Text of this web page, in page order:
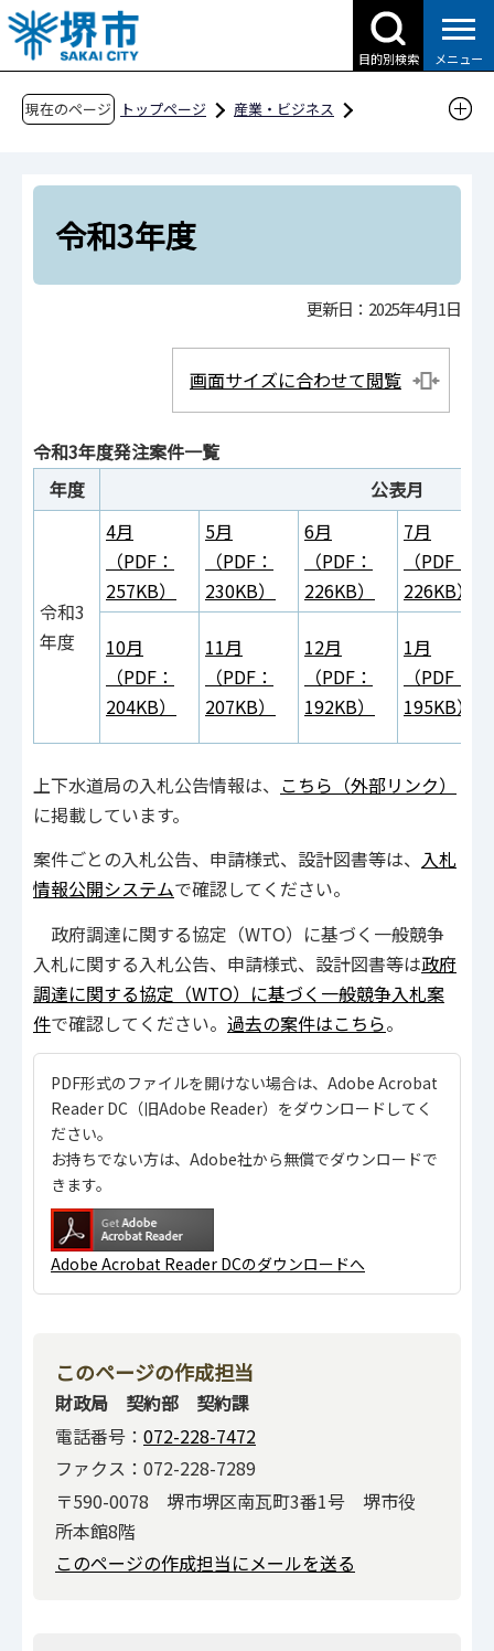
こ
の
ペ
目的別検索 メニュー
現在のページ トップページ
産業・ビジネス
発注情報
前年度以前の月別発注案件一覧
令和3年度
令和3年度
更新日：2025年4月1日
画面サイズに合わせて閲覧
令和3年度発注案件一覧
年度
公表月
令和3
年度
4月
（PDF：
257KB）
5月
（PDF：
230KB）
6月
（PDF：
226KB）
7月
（PDF：
226KB）
10月
（PDF：
204KB）
11月
（PDF：
207KB）
12月
（PDF：
192KB）
1月
（PDF：
195KB）
上下水道局の入札公告情報は、 こちら（外部リンク）
に掲載しています。
案件ごとの入札公告、申請様式、設計図書等は、 入札
情報公開システムで確認してください。
政府調達に関する協定（WTO）に基づく一般競争
入札に関する入札公告、申請様式、設計図書等は政府
調達に関する協定（WTO）に基づく一般競争入札案
件で確認してください。 過去の案件はこちら。
PDF形式のファイルを開けない場合は、Adobe Acrobat
Reader DC（旧Adobe Reader）をダウンロードしてく
ださい。
お持ちでない方は、Adobe社から無償でダウンロードで
きます。
Adobe Acrobat Reader DCのダウンロードへ
このページの作成担当
財政局 契約部 契約課
電話番号： 072-228-7472
ファクス：072-228-7289
〒590-0078 堺市堺区南瓦町3番1号 堺市役
所本館8階
このページの作成担当にメールを送る